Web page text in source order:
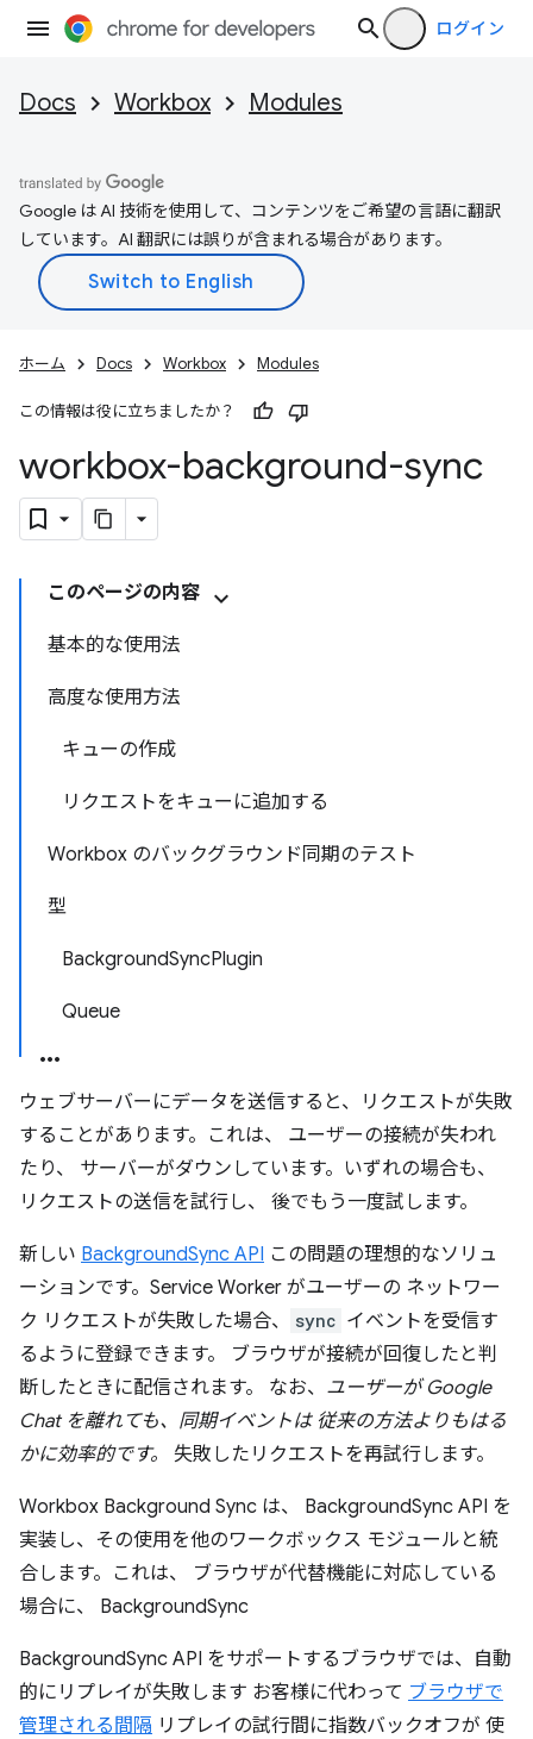
ログイン
Docs Workbox Modules
Google は AI 技術を使用して、コンテンツをご希望の言語に翻訳
しています。AI 翻訳には誤りが含まれる場合があります。
ホーム Docs Workbox Modules
この情報は役に立ちましたか？
workbox-background-sync
このページの内容
基本的な使用法
高度な使用方法
キューの作成
リクエストをキューに追加する
Workbox のバックグラウンド同期のテスト
型
BackgroundSyncPlugin
Queue
ウェブサーバーにデータを送信すると、リクエストが失敗
することがあります。これは、 ユーザーの接続が失われ
たり、 サーバーがダウンしています。いずれの場合も、
リクエストの送信を試行し、 後でもう一度試します。
新しい BackgroundSync API この問題の理想的なソリュ
ーションです。Service Worker がユーザーの ネットワー
ク リクエストが失敗した場合、
sync イベントを受信す
るように登録できます。 ブラウザが接続が回復したと判
断したときに配信されます。 なお、 ユーザーが Google
Chat を離れても、同期イベントは 従来の方法よりもはる
かに効率的です。
失敗したリクエストを再試行します。
Workbox Background Sync は、 BackgroundSync API を
実装し、その使用を他のワークボックス モジュールと統
合します。これは、 ブラウザが代替機能に対応している
場合に、 BackgroundSync
BackgroundSync API をサポートするブラウザでは、自動
的にリプレイが失敗します お客様に代わって ブラウザで
管理される間隔 リプレイの試行間に指数バックオフが 使